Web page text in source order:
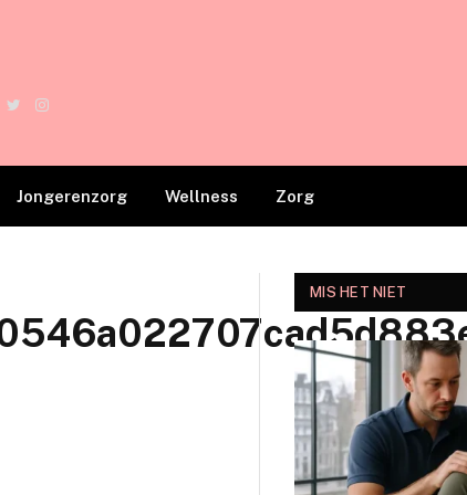
TwitterInstagram
Jongerenzorg Wellness Zorg
MIS HET NIET